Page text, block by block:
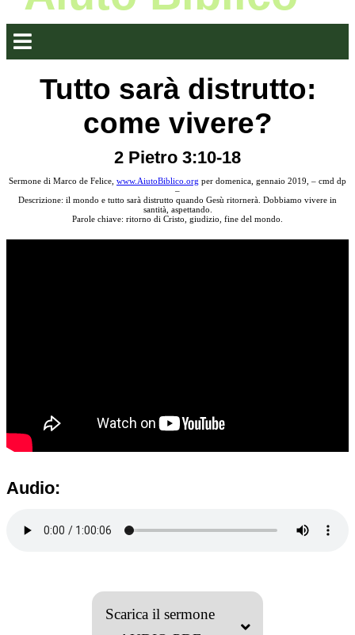
Tutto sarà distrutto:
come vivere?
2 Pietro 3:10-18
Sermone di Marco de Felice, www.AiutoBiblico.org per domenica, gennaio 2019, – cmd dp
–
Descrizione: il mondo e tutto sarà distrutto quando Gesù ritornerà. Dobbiamo vivere in
santità, aspettando.
Parole chiave: ritorno di Cristo, giudizio, fine del mondo.
Audio:
Scarica il sermone